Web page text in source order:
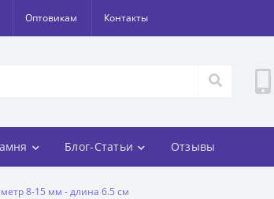
Оптовикам Контакты
Блог-Статьи Отзывы
8-15 мм - длина 6.5 см